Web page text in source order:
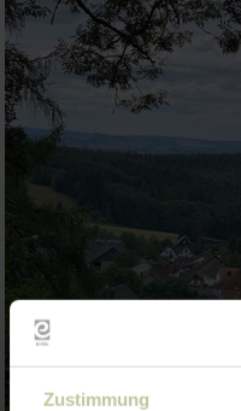
Zustimmung